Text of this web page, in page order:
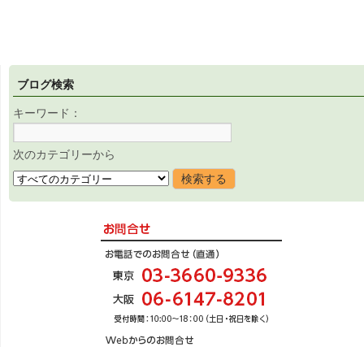
ブログ検索
キーワード：
次のカテゴリーから